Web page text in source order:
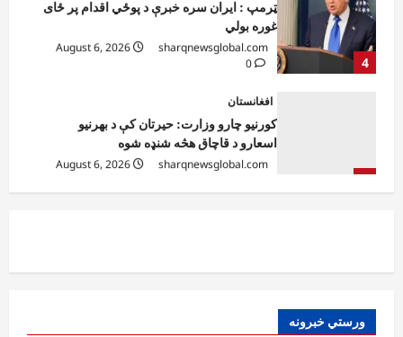
4
غوره بولي
sharqnewsglobal.com
0
کورنیو چارو وزارت: حیرتان کې د بهرنیو
اسعارو د قاچاق هڅه شنډه شوه
sharqnewsglobal.com
August 6, 2026
0
0
ورستي خبرونه